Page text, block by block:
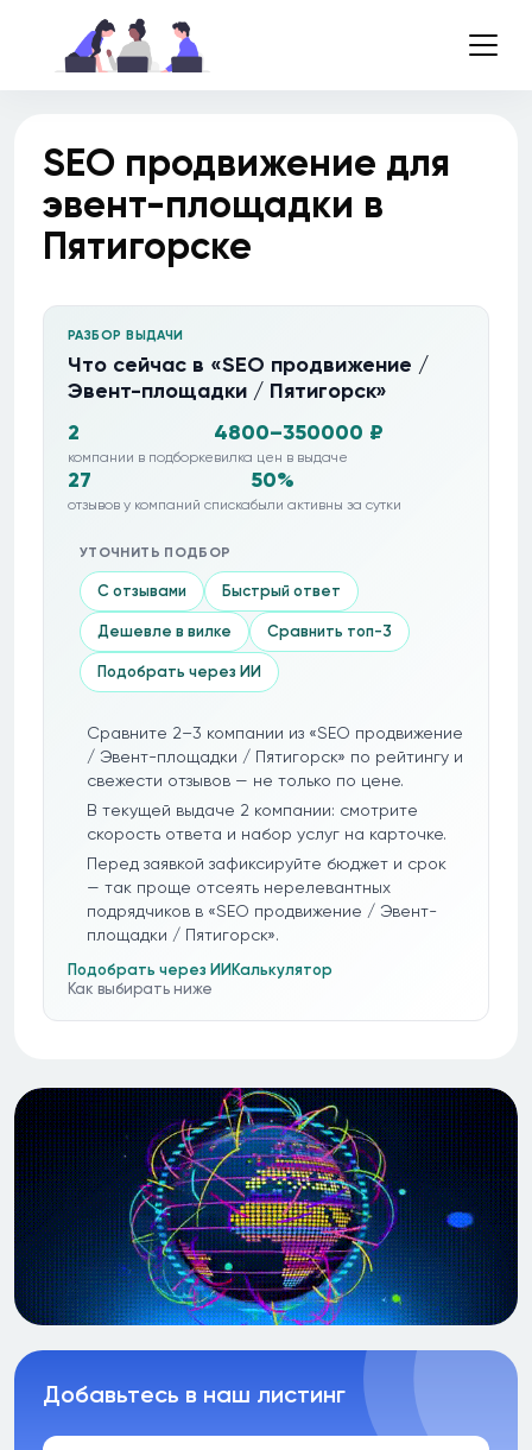
SEO продвижение для
эвент-площадки в
Пятигорске
РАЗБОР ВЫДАЧИ
Что сейчас в «SEO продвижение /
Эвент-площадки / Пятигорск»
2
компании в подборке
4800–350000 ₽
вилка цен в выдаче
27
отзывов у компаний списка
50%
были активны за сутки
УТОЧНИТЬ ПОДБОР
С отзывами Быстрый ответ
Дешевле в вилке Сравнить топ-3
Подобрать через ИИ
Сравните 2–3 компании из «SEO продвижение
/ Эвент-площадки / Пятигорск» по рейтингу и
свежести отзывов — не только по цене.
В текущей выдаче 2 компании: смотрите
скорость ответа и набор услуг на карточке.
Перед заявкой зафиксируйте бюджет и срок
— так проще отсеять нерелевантных
подрядчиков в «SEO продвижение / Эвент-
площадки / Пятигорск».
Подобрать через ИИ Калькулятор
Как выбирать ниже
Добавьтесь в наш листинг